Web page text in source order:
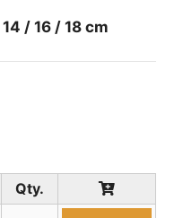
/ 16 / 18 cm